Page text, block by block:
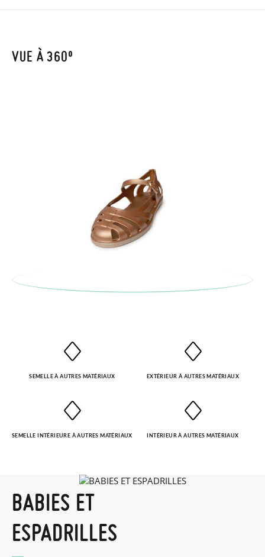
votre numéro de commande ainsi que l'adresse e-mail utilisée
pour l'achat. Une étiquette de retour sera alors envoyée
automatiquement dans votre boîte de réception.
Pour échanger un article, veuillez renvoyer votre paire
bureau de poste Francia Colissimo et passer une nouvelle
commande pour la pointure ou le modèle souhaité.
VUE À 360º
SEMELLE À AUTRES MATÉRIAUX EXTÉRIEUR À AUTRES MATÉRIAUX
SEMELLE INTÉRIEURE À AUTRES MATÉRIAUX INTÉRIEUR À AUTRES MATÉRIAUX
BABIES ET
ESPADRILLES